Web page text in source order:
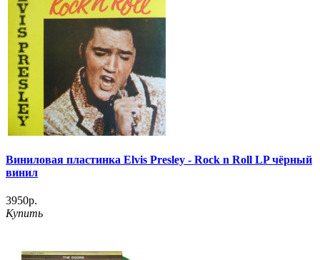
Виниловая пластинка Elvis Presley - Rock n Roll LP чёрный
винил
3950р.
Купить